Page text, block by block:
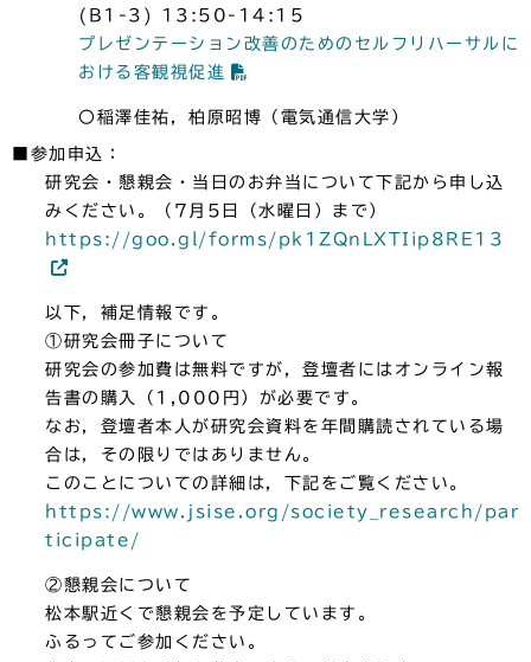
(B1-3) 13:50-14:15
プレゼンテーション改善のためのセルフリハーサルに
おける客観視促進
〇稲澤佳祐，柏原昭博（電気通信大学）
■参加申込：
研究会・懇親会・当日のお弁当について下記から申し込
みください。（7月5日（水曜日）まで）
https://goo.gl/forms/pk1ZQnLXTIip8RE13
以下，補足情報です。
①研究会冊子について
研究会の参加費は無料ですが，登壇者にはオンライン報
告書の購入（1,000円）が必要です。
なお，登壇者本人が研究会資料を年間購読されている場
合は，その限りではありません。
このことについての詳細は，下記をご覧ください。
https://www.jsise.org/society_research/par
ticipate/
②懇親会について
松本駅近くで懇親会を予定しています。
ふるってご参加ください。